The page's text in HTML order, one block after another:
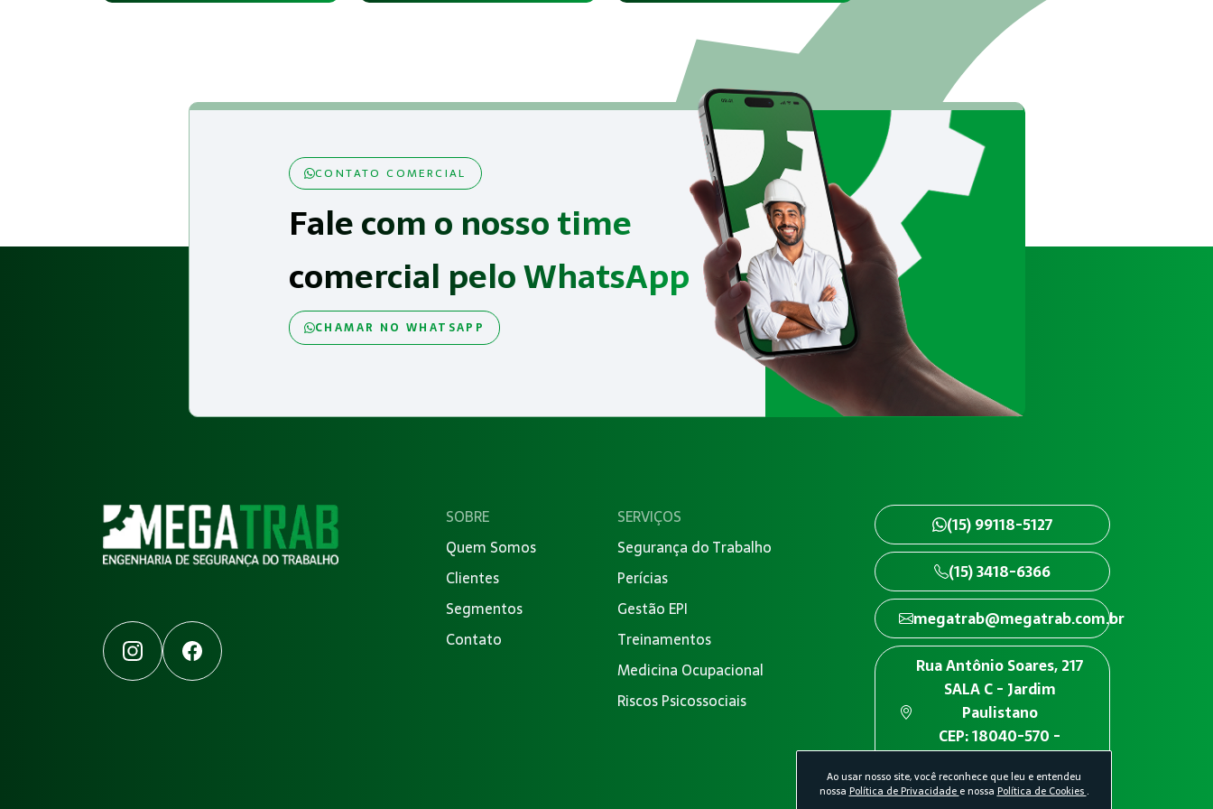
CONTATO COMERCIAL
Fale com o nosso time
comercial pelo WhatsApp
CHAMAR NO WHATSAPP
InstagramFacebook
SOBRE
Quem Somos
Clientes
Segmentos
Contato
SERVIÇOS
Segurança do Trabalho
Perícias
Gestão EPI
Treinamentos
Medicina Ocupacional
Riscos Psicossociais
(15) 99118-5127
(15) 3418-6366
megatrab@megatrab.com.br
Rua Antônio Soares, 217
SALA C - Jardim
Paulistano
CEP: 18040-570 -
Sorocaba/SP
Ao usar nosso site, você reconhece que leu e entendeu
nossa Política de Privacidade e nossa Política de Cookies.